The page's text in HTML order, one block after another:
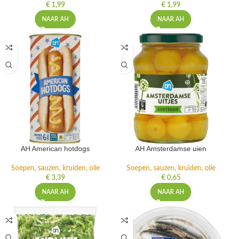
€1,99
NAAR AH
€1,99
NAAR AH
AH American hotdogs
Soepen, sauzen, kruiden, olie
€3,39
NAAR AH
AH Amsterdamse uien
Soepen, sauzen, kruiden, olie
€0,65
NAAR AH